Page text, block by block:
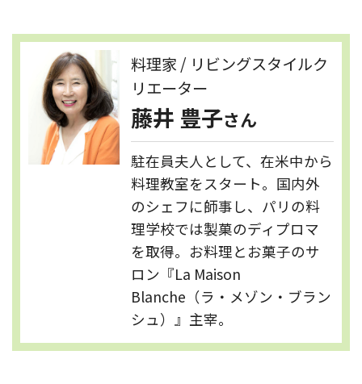
料理家 / リビングスタイルク
リエーター
藤井 豊子さん
駐在員夫人として、在米中から
料理教室をスタート。国内外
のシェフに師事し、パリの料
理学校では製菓のディプロマ
を取得。お料理とお菓子のサ
ロン『La Maison
Blanche（ラ・メゾン・ブラン
シュ）』主宰。